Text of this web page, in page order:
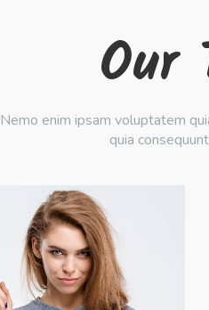
Our
Nemo enim ipsam voluptatem
quia